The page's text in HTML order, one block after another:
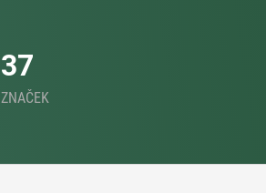
37
ZNAČEK